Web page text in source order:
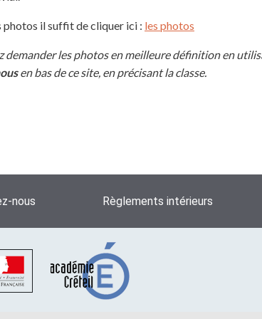
photos il suffit de cliquer ici : les photos
demander les photos en meilleure définition en
en bas de ce site, en précisant la classe.
nous Règlements intérieurs